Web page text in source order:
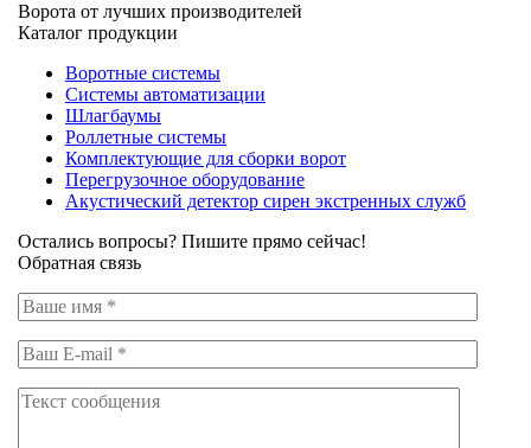
Ворота от лучших производителей
Каталог продукции
Воротные системы
Системы автоматизации
Шлагбаумы
Роллетные системы
Комплектующие для сборки ворот
Перегрузочное оборудование
Акустический детектор сирен экстренных служб
Остались вопросы? Пишите прямо сейчас!
Обратная связь